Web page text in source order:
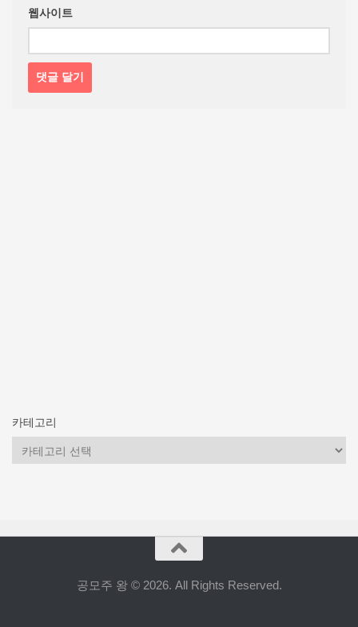
웹사이트
카테고리
카
테
공모주 왕 © 2026. All Rights Reserved.